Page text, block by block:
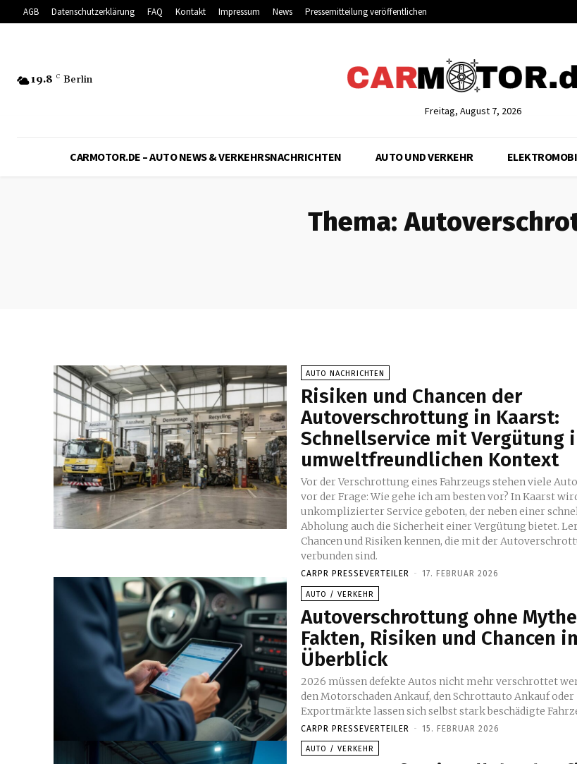
AGB Datenschutzerklärung FAQ Kontakt Impressum News Pressemitteilung veröffentlichen
19.8 C Berlin
Freitag, August 7, 2026
CARMOTOR.DE – AUTO NEWS & VERKEHRSNACHRICHTEN AUTO UND VERKEHR
Thema:
AUTO NACHRICHTEN
Risiken und Chancen der
Autoverschrottung in Kaarst:
Schnellservice mit Vergütung
umweltfreundlichen Kontext
Vor der Verschrottung eines Fahrzeugs stehen viele
vor der Frage: Wie gehe ich am besten vor? In Kaarst
unkomplizierter Service geboten, der neben einer
Abholung auch die Sicherheit einer Vergütung bietet.
Chancen und Risiken kennen, die mit der
verbunden sind.
CARPR PRESSEVERTEILER - 17. FEBRUAR 2026
AUTO / VERKEHR
Autoverschrottung ohne
Fakten, Risiken und Chancen
Überblick
2026 müssen defekte Autos nicht mehr verschrottet
den Motorschaden Ankauf, den Schrottauto Ankauf oder
Exportmärkte lassen sich selbst stark beschädigte
CARPR PRESSEVERTEILER - 15. FEBRUAR 2026
AUTO / VERKEHR